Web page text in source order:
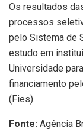
Os resultados
processos
pelo Sistema de
estudo em
Universidade
financiamento
(Fies).
Fonte: Agência